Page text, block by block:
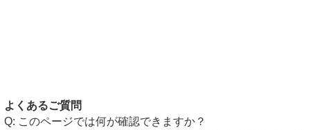
よくあるご質問
このページでは何が確認できますか？